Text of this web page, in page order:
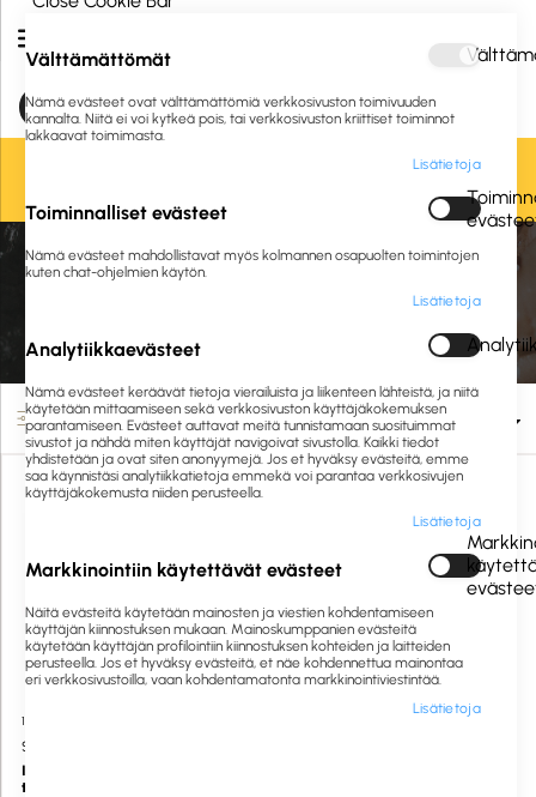
Oletko jo asiakkaamme? Kirjaudu sisään tai
Etusivu Siivous ja hygienia Siivousvälineet
Ikkunanpesuvälineet
Ikkunanpesimet
Suodata
1057438
Saima
Ikkunanpesin 2 in 1
teleskooppivarrella
Välttämättömät
Nämä evästeet ovat välttämättömiä verkkosivuston toimivuuden
kannalta. Niitä ei voi kytkeä pois, tai verkkosivuston kriittiset toiminnot
lakkaavat toimimasta.
Lisätietoja
Toiminnalliset evästeet
Nämä evästeet mahdollistavat myös kolmannen osapuolten toimintojen
kuten chat-ohjelmien käytön.
Lisätietoja
Analytiikkaevästeet
Nämä evästeet keräävät tietoja vierailuista ja liikenteen lähteistä, ja niitä
käytetään mittaamiseen sekä verkkosivuston käyttäjäkokemuksen
parantamiseen. Evästeet auttavat meitä tunnistamaan suosituimmat
sivustot ja nähdä miten käyttäjät navigoivat sivustolla. Kaikki tiedot
yhdistetään ja ovat siten anonyymejä. Jos et hyväksy evästeitä, emme
saa käynnistäsi analytiikkatietoja emmekä voi parantaa verkkosivujen
käyttäjäkokemusta niiden perusteella.
Lisätietoja
Markkinointiin käytettävät evästeet
Näitä evästeitä käytetään mainosten ja viestien kohdentamiseen
käyttäjän kiinnostuksen mukaan. Mainoskumppanien evästeitä
käytetään käyttäjän profilointiin kiinnostuksen kohteiden ja laitteiden
perusteella. Jos et hyväksy evästeitä, et näe kohdennettua mainontaa
eri verkkosivustoilla, vaan kohdentamatonta markkinointiviestintää.
Lisätietoja